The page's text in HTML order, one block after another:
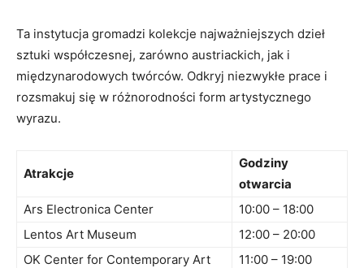
Ta instytucja gromadzi kolekcje najważniejszych dzieł
sztuki współczesnej, zarówno austriackich, jak i
międzynarodowych twórców. Odkryj niezwykłe prace i
rozsmakuj‌ się ⁢w różnorodności form artystycznego
wyrazu.
Atrakcje
Godziny
otwarcia
Ars Electronica⁢ Center
10:00 – 18:00
Lentos Art Museum
12:00‌ – 20:00
OK Center ‌for Contemporary ‍Art
11:00 – 19:00